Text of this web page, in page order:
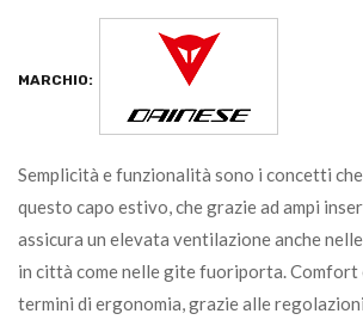
MARCHIO:
Semplicità e funzionalità sono i concetti
questo capo estivo, che grazie ad ampi
assicura un elevata ventilazione anche
in città come nelle gite fuoriporta. Comfort
termini di ergonomia, grazie alle